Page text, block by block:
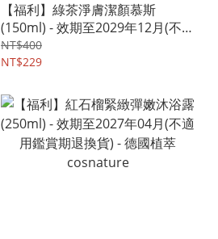
【福利】綠茶淨膚潔顏慕斯
(150ml) - 效期至2029年12月(不適
用鑑賞期退換貨) -義大利 安舒綠
ANTHYLLIS
NT$400
NT$229